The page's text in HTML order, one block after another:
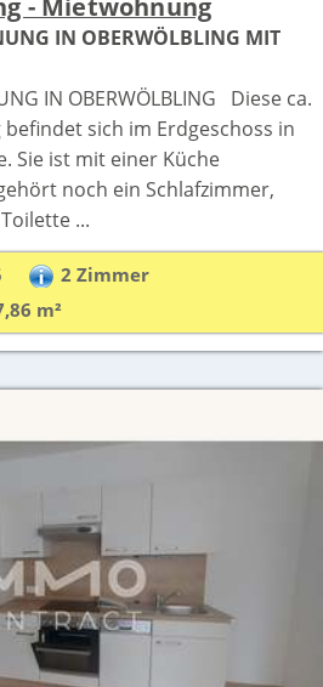
IN OBERWÖLBLING MIT
IN OBERWÖLBLING Diese ca.
sich im Erdgeschoss in
Sie ist mit einer Küche
noch ein Schlafzimmer,
...
2 Zimmer
m²